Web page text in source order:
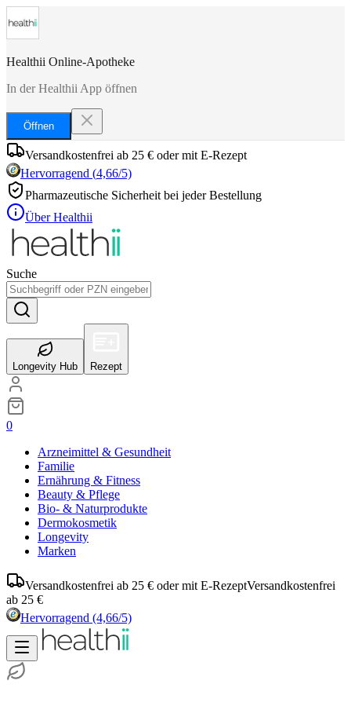
Healthii Online-Apotheke
In der Healthii App öffnen
Öffnen
Versandkostenfrei ab 25 € oder mit E-Rezept
Hervorragend (4,66/5)
Pharmazeutische Sicherheit bei jeder Bestellung
Über Healthii
Suche
Longevity Hub Rezept
0
Arzneimittel & Gesundheit
Familie
Ernährung & Fitness
Beauty & Pflege
Bio- & Naturprodukte
Dermokosmetik
Longevity
Marken
Versandkostenfrei ab 25 € oder mit E-RezeptVersandkostenfrei
ab 25 €
Hervorragend (4,66/5)